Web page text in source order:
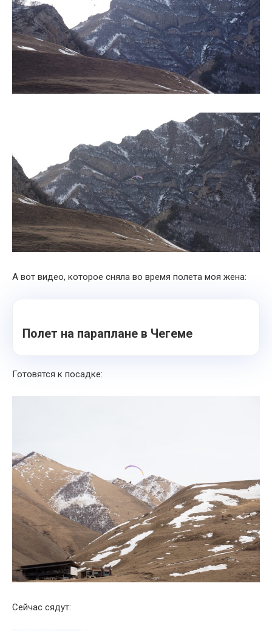
А вот видео, которое сняла во время полета моя жена:
Полет на параплане в Чегеме
Готовятся к посадке:
Сейчас сядут: